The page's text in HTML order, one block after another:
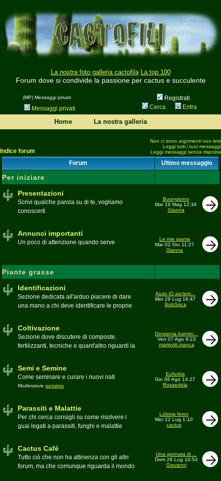
La nostra foto galleria cactofila La top 100
Forum dove si condivide la passione per cactus e succulente
(MP) Messaggi privati
Registrati
Messaggi privati
Cerca Entra
Home La nostra galleria
Indice forum
Non ci sono argomenti non letti
Leggi tutti i tuoi messaggi
Leggi messaggi senza risposta
Forum Ultimo messaggio
Per iniziare
Presentazioni
Scrivi qualche parola su di te, vogliamo
conoscerti
Buongiorno
Mar 19 Mag 12:34
Gianna
Annunci importanti
Un poco di attenzione quando serve
Le mie piante
Mar 02 Giu 11:27
Gianna
Piante grasse
Identificazioni
Sezione dedicata all'arduo piacere di dare
una mano a chi deve identificare le proprie
Aiuto ID asclepi...
Mer 29 Lug 16:47
BobSisca
Coltivazione
Sezione dove discutere di composte,
fertilizzanti, tecniche e quant'altro riguardi la
Dorstenia barnim...
Ven 07 Ago 9:23
mariovitt.manca
Semi e Semine
Come seminare e curare i nuovi nati
Moderatore pessimo
Euforbia
Gio 06 Ago 14:27
Rosaedela
Parassiti e Malattie
Per chi cerca consigli su come risolvere i
guai legati a parassiti, funghi e malattie
Lobivia ferox
Mer 22 Lug 1:10
cactus
Cactus Café
Tutto ciò che non ha attinenza con gli altri
forum, ma che comunque riguarda il mondo
Una giornata di ...
Dom 26 Lug 10:54
Giovanni